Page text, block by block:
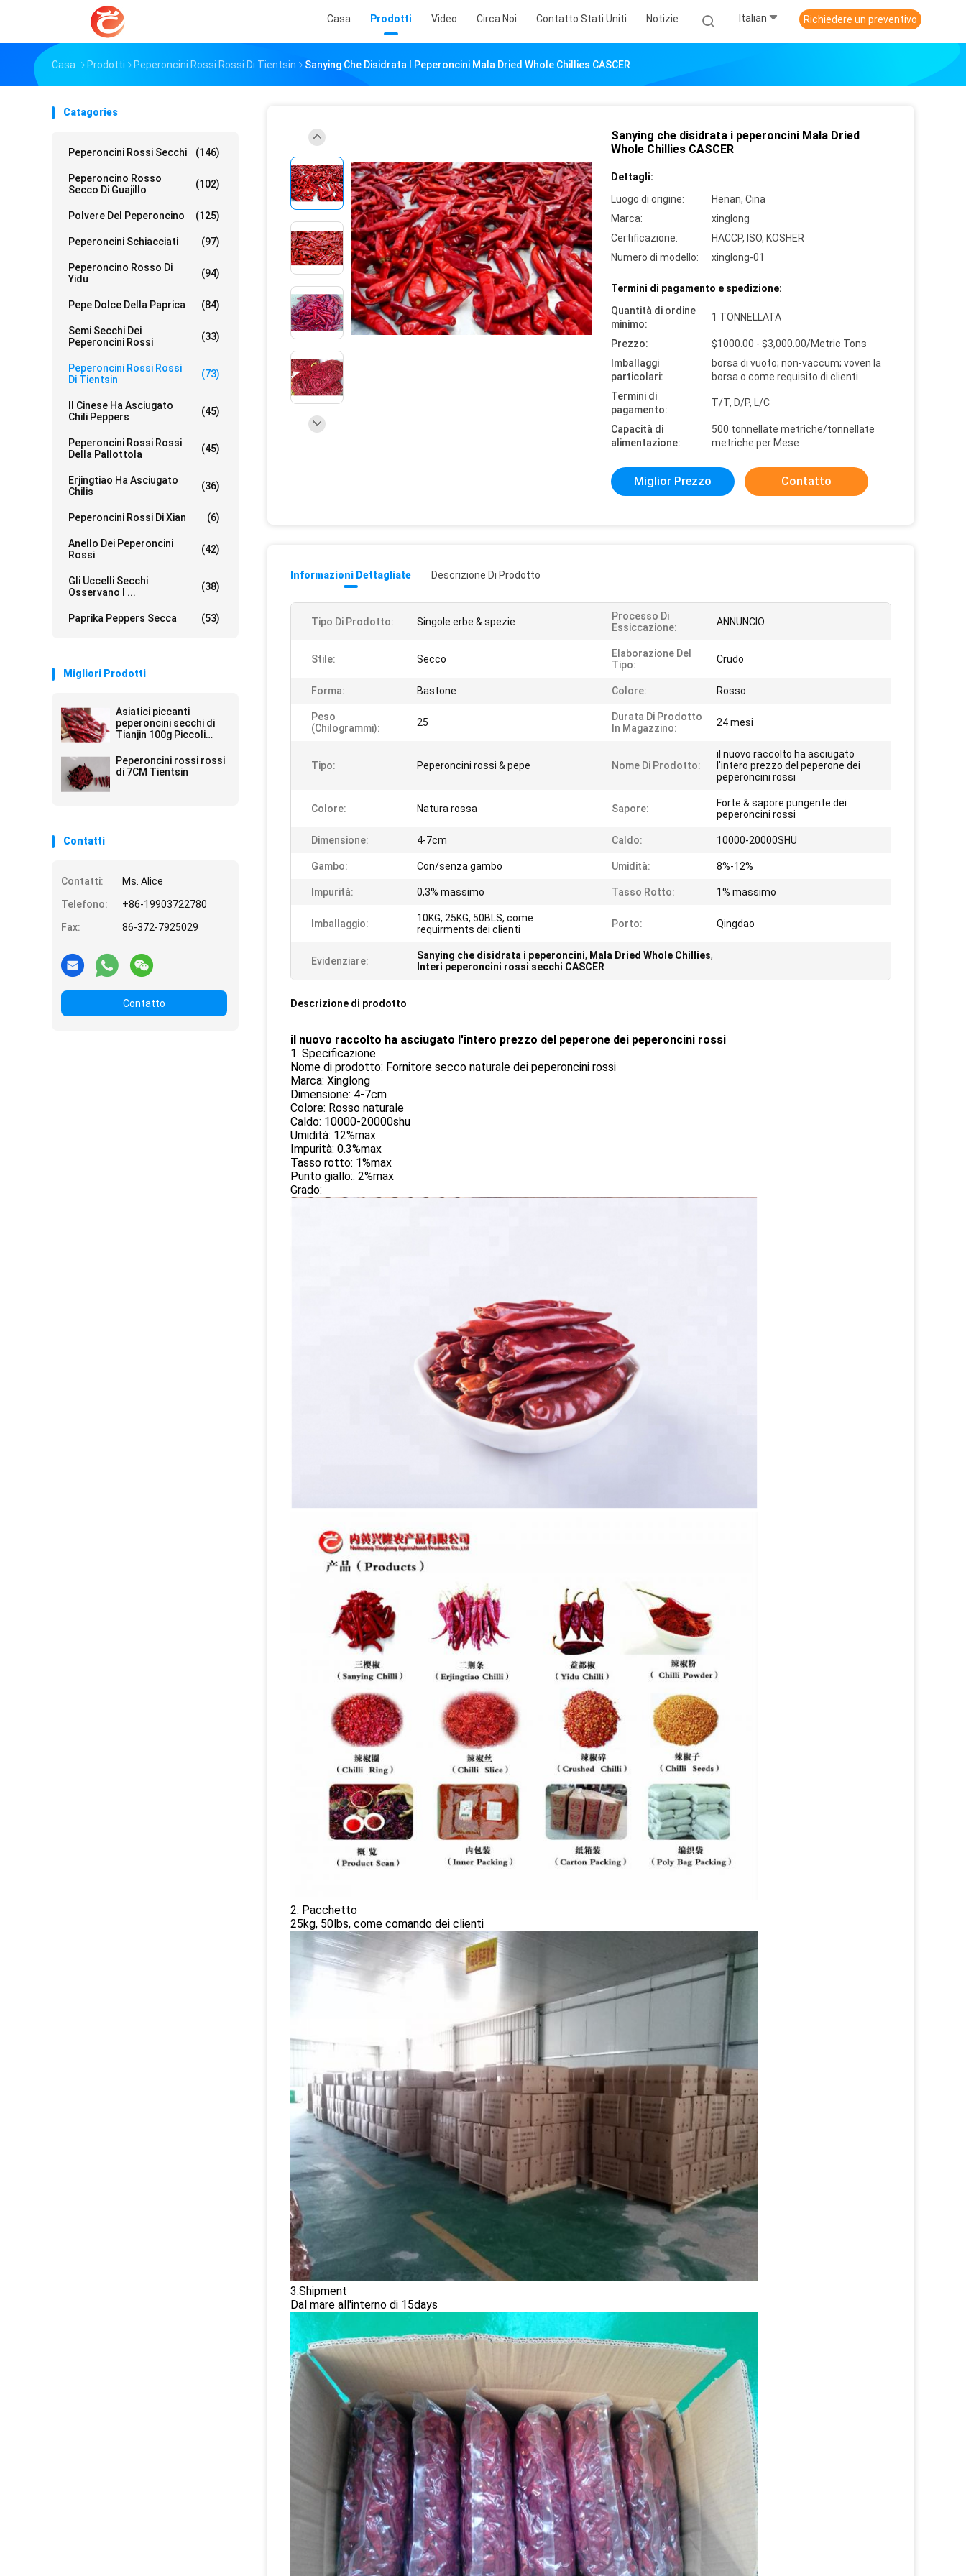
Casa Prodotti Video Circa Noi Contatto Stati Uniti Notizie Italian Richiedere un preventivo
Casa Prodotti Peperoncini Rossi Rossi Di Tientsin Sanying Che Disidrata I Peperoncini Mala Dried Whole Chillies CASCER
Catagories
Peperoncini Rossi Secchi (146)
Peperoncino Rosso
Secco Di Guajillo
(102)
Polvere Del Peperoncino (125)
Peperoncini Schiacciati (97)
Peperoncino Rosso Di
Yidu
(94)
Pepe Dolce Della Paprica (84)
Semi Secchi Dei
Peperoncini Rossi
(33)
Peperoncini Rossi Rossi
Di Tientsin
(73)
Il Cinese Ha Asciugato
Chili Peppers
(45)
Peperoncini Rossi Rossi
Della Pallottola
(45)
Erjingtiao Ha Asciugato
Chilis
(36)
Peperoncini Rossi Di Xian (6)
Anello Dei Peperoncini
Rossi
(42)
Gli Uccelli Secchi
Osservano I ...
(38)
Paprika Peppers Secca (53)
Migliori Prodotti
Asiatici piccanti
peperoncini secchi di
Tianjin 100g Piccoli
Peperoncini rossi rossi
di 7CM Tientsin
Contatti
Contatti:
Ms. Alice
Telefono:
+86-19903722780
Fax:
86-372-7925029
Contatto
Sanying che disidrata i peperoncini Mala Dried
Whole Chillies CASCER
Dettagli:
Luogo di origine:
Henan, Cina
Marca:
xinglong
Certificazione:
HACCP, ISO, KOSHER
Numero di modello:
xinglong-01
Termini di pagamento e spedizione:
Quantità di ordine
minimo:
1 TONNELLATA
Prezzo:
$1000.00 - $3,000.00/Metric Tons
Imballaggi
particolari:
borsa di vuoto; non-vaccum; voven la
borsa o come requisito di clienti
Termini di
pagamento:
T/T, D/P, L/C
Capacità di
alimentazione:
500 tonnellate metriche/tonnellate
metriche per Mese
Miglior Prezzo Contatto
Informazioni Dettagliate Descrizione Di Prodotto
Tipo Di Prodotto: Singole erbe & spezie
Processo Di
Essiccazione:
ANNUNCIO
Stile: Secco
Elaborazione Del
Tipo:
Crudo
Forma: Bastone Colore: Rosso
Peso
(chilogrammi):
25
Durata Di Prodotto
In Magazzino:
24 mesi
Tipo: Peperoncini rossi & pepe Nome Di Prodotto:
il nuovo raccolto ha asciugato
l'intero prezzo del peperone dei
peperoncini rossi
Colore: Natura rossa Sapore:
Forte & sapore pungente dei
peperoncini rossi
Dimensione: 4-7cm Caldo: 10000-20000SHU
Gambo: Con/senza gambo Umidità: 8%-12%
Impurità: 0,3% massimo Tasso Rotto: 1% massimo
Imballaggio:
10KG, 25KG, 50BLS, come
requirments dei clienti
Porto: Qingdao
Evidenziare: Sanying che disidrata i peperoncini, Mala Dried Whole Chillies,
Interi peperoncini rossi secchi CASCER
Descrizione di prodotto
il nuovo raccolto ha asciugato l'intero prezzo del peperone dei peperoncini rossi
1. Specificazione
Nome di prodotto: Fornitore secco naturale dei peperoncini rossi
Marca: Xinglong
Dimensione: 4-7cm
Colore: Rosso naturale
Caldo: 10000-20000shu
Umidità: 12%max
Impurità: 0.3%max
Tasso rotto: 1%max
Punto giallo:: 2%max
Grado:
2. Pacchetto
25kg, 50lbs, come comando dei clienti
3.Shipment
Dal mare all'interno di 15days